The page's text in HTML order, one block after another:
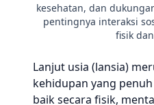
kesehatan, dan
pentingnya interaksi
fisik
Lanjut usia (lansia)
kehidupan yang
baik secara fisik,